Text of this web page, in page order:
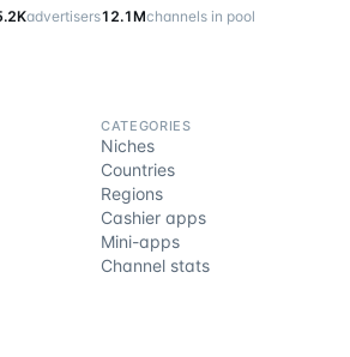
advertisers12.1Mchannels in pool
CATEGORIES
Niches
Countries
Regions
Cashier apps
Mini-apps
Channel stats